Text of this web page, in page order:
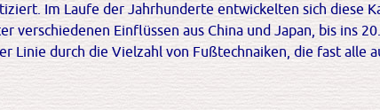
Im Laufe der Jahrhunderte entwickelten sich diese
verschiedenen Einflüssen aus China und Japan, bis ins
Linie durch die Vielzahl von Fußtechnaiken, die fast alle